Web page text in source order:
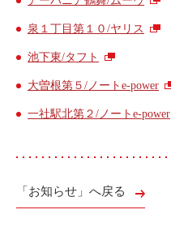
泉１丁目第１０/ヤリス
池下東/タフト
大曽根第５/ノートe-power
一社駅北第２/ノートe-power
「お知らせ」へ戻る